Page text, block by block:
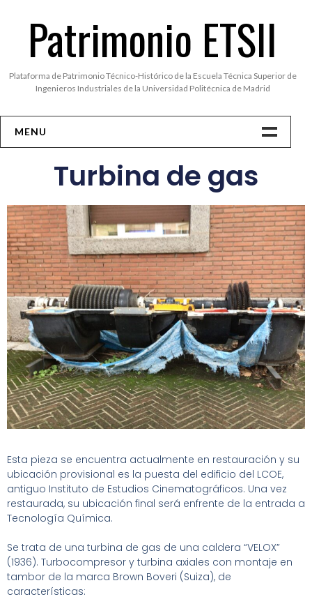
Patrimonio ETSII
Plataforma de Patrimonio Técnico-Histórico de la Escuela Técnica Superior de
Ingenieros Industriales de la Universidad Politécnica de Madrid
MENU
Museo ETSII
Biografías
Historia
Fotos
Entrevistas
La Baraja ETSII
Catálogo
¿Quiénes Somos?
Contacto
Turbina de gas
Esta pieza se encuentra actualmente en restauración y su
ubicación provisional es la puesta del edificio del LCOE,
antiguo Instituto de Estudios Cinematográficos. Una vez
restaurada, su ubicación final será enfrente de la entrada a
Tecnología Química.
Se trata de una turbina de gas de una caldera “VELOX”
(1936). Turbocompresor y turbina axiales con montaje en
tambor de la marca Brown Boveri (Suiza), de
características: